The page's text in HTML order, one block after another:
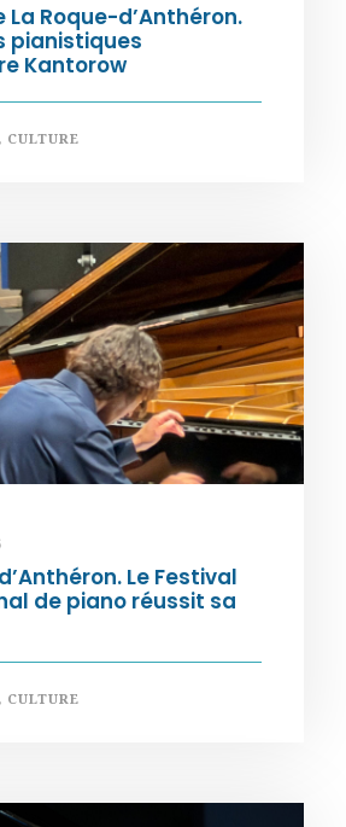
La Roque-d’Anthéron.
pianistiques
Kantorow
, CULTURE
Le Festival
de piano réussit sa
, CULTURE